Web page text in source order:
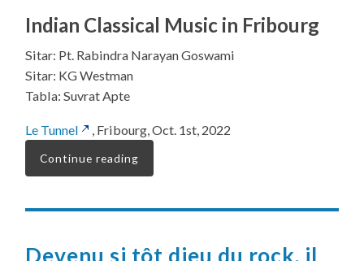
Indian Classical Music in Fribourg
Sitar: Pt. Rabindra Narayan Goswami
Sitar: KG Westman
Tabla: Suvrat Apte
Le Tunnel , Fribourg, Oct. 1st, 2022
Continue reading
Devenu si tôt dieu du rock, il